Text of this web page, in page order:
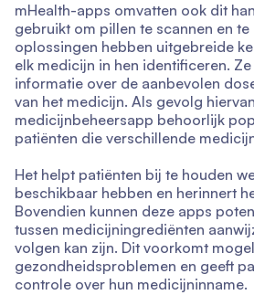
mHealth-apps omvatten ook dit
gebruikt om pillen te scannen en te
oplossingen hebben uitgebreide
elk medicijn in hen identificeren.
informatie over de aanbevolen
van het medicijn. Als gevolg
medicijnbeheersapp behoorlijk
patiënten die verschillende
Het helpt patiënten bij te houden
beschikbaar hebben en herinnert
Bovendien kunnen deze apps
tussen medicijningrediënten
volgen kan zijn. Dit voorkomt
gezondheidsproblemen en geeft
controle over hun medicijninname.